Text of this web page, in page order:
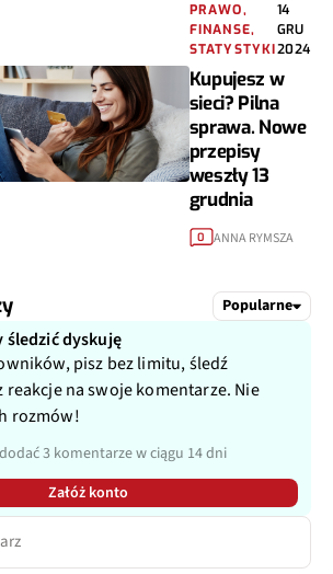
PRAWO,
FINANSE,
STATYSTYKI
14
GRU
2024
Kupujesz w
sieci? Pilna
sprawa. Nowe
przepisy
weszły 13
grudnia
0 ANNA RYMSZA
Popularne
śledzić dyskuję
pisz bez limitu, śledź
na swoje komentarze. Nie
rozmów!
3 komentarze w ciągu 14 dni
Załóż konto